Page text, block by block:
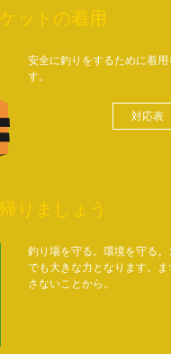
ットの着用
安全に釣りをするために着用
す。
対応表
りましょう
釣り場を守る。環境を守る
でも大きな力となります。
さないことから。